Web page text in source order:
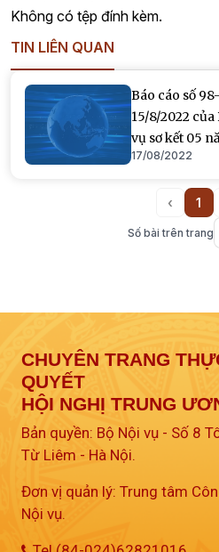
Không có tệp đính kèm.
TIN LIÊN QUAN
Báo cáo số
15/8/2022
vụ sơ kết 05
07-CT/TW
tình hình mới”
17/08/2022
Số bài trên trang
‹Previous
1
CHUYÊN TRANG
QUYẾT
HỘI NGHỊ TRUNG
Bản quyền: Bộ Nội vụ - Số 8
Từ Liêm - Hà Nội.
Đơn vị quản lý: Trung tâm
Nội vụ.